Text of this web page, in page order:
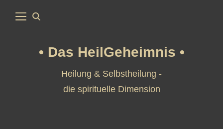
Das HeilGeheimnis
Heilung & Selbstheilung -
die spirituelle Dimension